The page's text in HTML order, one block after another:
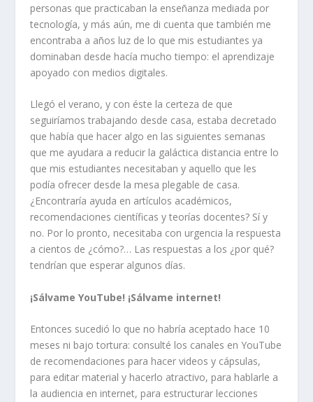
personas que practicaban la enseñanza mediada por
tecnología, y más aún, me di cuenta que también me
encontraba a años luz de lo que mis estudiantes ya
dominaban desde hacía mucho tiempo: el aprendizaje
apoyado con medios digitales.
Llegó el verano, y con éste la certeza de que
seguiríamos trabajando desde casa, estaba decretado
que había que hacer algo en las siguientes semanas
que me ayudara a reducir la galáctica distancia entre lo
que mis estudiantes necesitaban y aquello que les
podía ofrecer desde la mesa plegable de casa.
¿ Encontraría ayuda en artículos académicos,
recomendaciones científicas y teorías docentes? Sí y
no. Por lo pronto, necesitaba con urgencia la respuesta
a cientos de ¿cómo?… Las respuestas a los ¿por qué?
tendrían que esperar algunos días.
¡Sálvame YouTube! ¡Sálvame internet!
Entonces sucedió lo que no habría aceptado hace 10
meses ni bajo tortura: consulté los canales en YouTube
de recomendaciones para hacer videos y cápsulas,
para editar material y hacerlo atractivo, para hablarle a
la audiencia en internet, para estructurar lecciones